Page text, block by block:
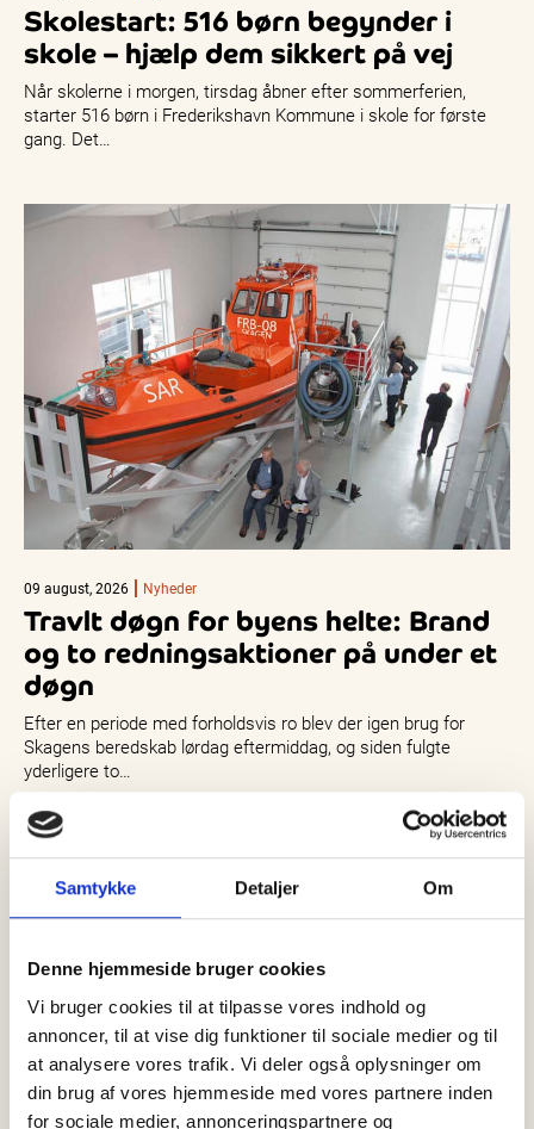
Samtykke Detaljer Om
Denne hjemmeside bruger cookies
Vi bruger cookies til at tilpasse vores indhold og
annoncer, til at vise dig funktioner til sociale medier og til
at analysere vores trafik. Vi deler også oplysninger om
din brug af vores hjemmeside med vores partnere inden
for sociale medier, annonceringspartnere og
Skolestart: 516 børn begynder i
skole – hjælp dem sikkert på vej
Når skolerne i morgen, tirsdag åbner efter sommerferien,
starter 516 børn i Frederikshavn Kommune i skole for første
gang. Det…
09 august, 2026 Nyheder
Travlt døgn for byens helte: Brand
og to redningsaktioner på under et
døgn
Efter en periode med forholdsvis ro blev der igen brug for
Skagens beredskab lørdag eftermiddag, og siden fulgte
yderligere to…